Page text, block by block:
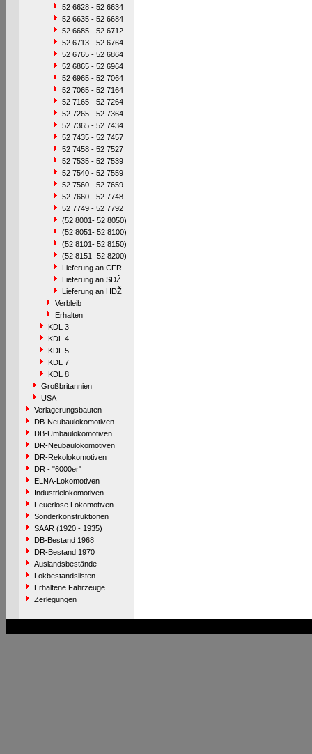
52 6628 - 52 6634
52 6635 - 52 6684
52 6685 - 52 6712
52 6713 - 52 6764
52 6765 - 52 6864
52 6865 - 52 6964
52 6965 - 52 7064
52 7065 - 52 7164
52 7165 - 52 7264
52 7265 - 52 7364
52 7365 - 52 7434
52 7435 - 52 7457
52 7458 - 52 7527
52 7535 - 52 7539
52 7540 - 52 7559
52 7560 - 52 7659
52 7660 - 52 7748
52 7749 - 52 7792
(52 8001- 52 8050)
(52 8051- 52 8100)
(52 8101- 52 8150)
(52 8151- 52 8200)
Lieferung an CFR
Lieferung an SDŽ
Lieferung an HDŽ
Verbleib
Erhalten
KDL 3
KDL 4
KDL 5
KDL 7
KDL 8
Großbritannien
USA
Verlagerungsbauten
DB-Neubaulokomotiven
DB-Umbaulokomotiven
DR-Neubaulokomotiven
DR-Rekolokomotiven
DR - "6000er"
ELNA-Lokomotiven
Industrielokomotiven
Feuerlose Lokomotiven
Sonderkonstruktionen
SAAR (1920 - 1935)
DB-Bestand 1968
DR-Bestand 1970
Auslandsbestände
Lokbestandslisten
Erhaltene Fahrzeuge
Zerlegungen